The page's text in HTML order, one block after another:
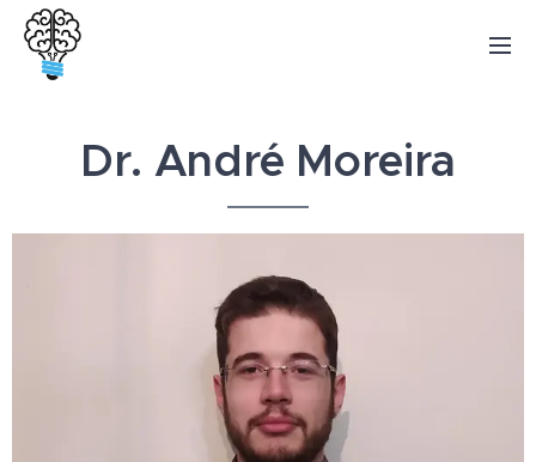
Dr. André Moreira